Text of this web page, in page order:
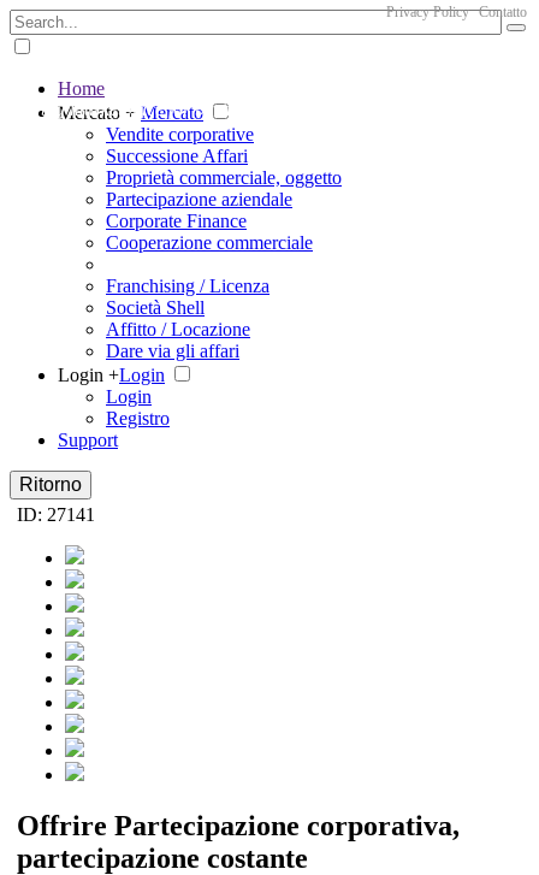
The big marketplace for business
Privacy Policy Contatto
Home
Mercato + Mercato
Vendite corporative
Successione Affari
Proprietà commerciale, oggetto
Partecipazione aziendale
Corporate Finance
Cooperazione commerciale
Franchising / Licenza
Società Shell
Affitto / Locazione
Dare via gli affari
Login +Login
Login
Registro
Support
Ritorno
ID: 27141
Offrire Partecipazione corporativa,
partecipazione costante